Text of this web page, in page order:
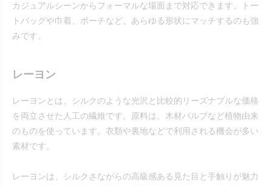
カジュアルシーンからフォーマルな場面まで対応できます。トー
トバッグや巾着、ポーチなど、あらゆる形状にマッチするのも強
みです。
レーヨン
レーヨンとは、シルクのような光沢と比較的リーズナブルな価格
を両立させた人工の繊維です。原料は、木材パルプなど植物由来
のものを使っています。衣類や裏地などで利用される機会が多い
素材です。
レーヨンは、シルクさながらの高級感ある見た目と手触りが魅力